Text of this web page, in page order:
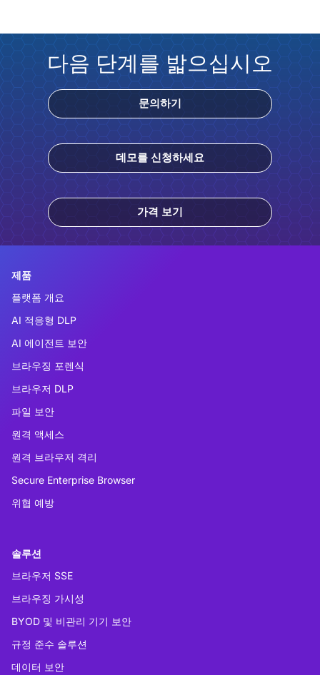
다음 단계를 밟으십시오
문의하기
데모를 신청하세요
가격 보기
제품
플랫폼 개요
AI 적응형 DLP
AI 에이전트 보안
브라우징 포렌식
브라우저 DLP
파일 보안
원격 액세스
원격 브라우저 격리
Secure Enterprise Browser
위협 예방
솔루션
브라우저 SSE
브라우징 가시성
BYOD 및 비관리 기기 보안
규정 준수 솔루션
데이터 보안